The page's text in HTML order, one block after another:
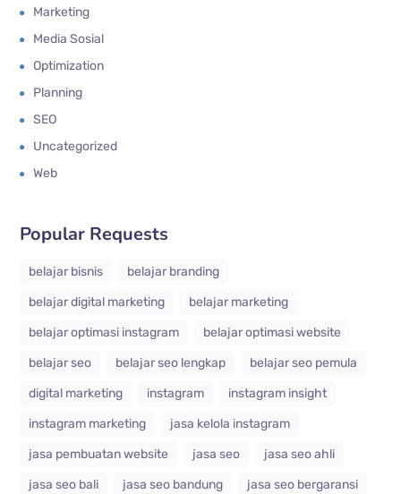
Marketing
Media Sosial
Optimization
Planning
SEO
Uncategorized
Web
Popular Requests
belajar bisnis
belajar branding
belajar digital marketing
belajar marketing
belajar optimasi instagram
belajar optimasi website
belajar seo
belajar seo lengkap
belajar seo pemula
digital marketing
instagram
instagram insight
instagram marketing
jasa kelola instagram
jasa pembuatan website
jasa seo
jasa seo ahli
jasa seo bali
jasa seo bandung
jasa seo bergaransi